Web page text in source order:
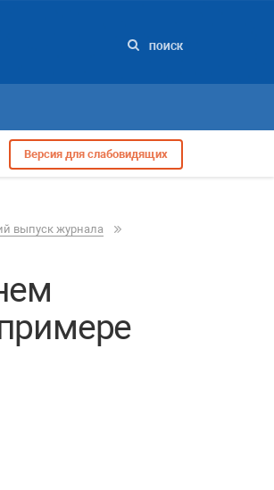
ПОИСК
Версия для слабовидящих
выпуск журнала